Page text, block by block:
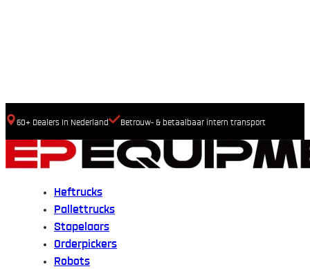
60+ Dealers In Nederland Betrouw- & betaalbaar intern transport
Heftrucks
Pallettrucks
Stapelaars
Orderpickers
Robots